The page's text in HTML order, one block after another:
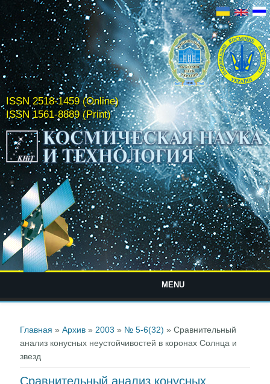
ISSN 2518-1459 (Online)
ISSN 1561-8889 (Print)
MENU
Главная »Архив » 2003 » № 5-6(32) » Сравнительный
анализ конусных неустойчивостей в коронах Солнца и
звезд
Сравнительный анализ конусных